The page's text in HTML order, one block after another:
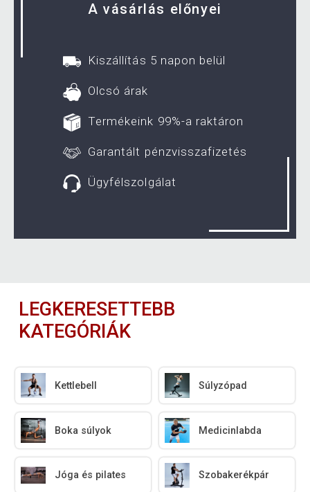
A vásárlás előnyei
Kiszállítás 5 napon belül
Olcsó árak
Termékeink 99%-a raktáron
Garantált pénzvisszafizetés
Ügyfélszolgálat
LEGKERESETTEBB
KATEGÓRIÁK
Kettlebell Súlyzópad
Boka súlyok Medicinlabda
Jóga és pilates Szobakerékpár